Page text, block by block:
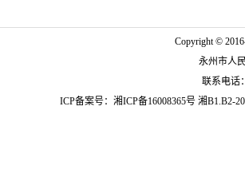
Copyright ©
永州市人
联系电话
ICP备案号： 湘ICP备16008365号 湘B1.B2-